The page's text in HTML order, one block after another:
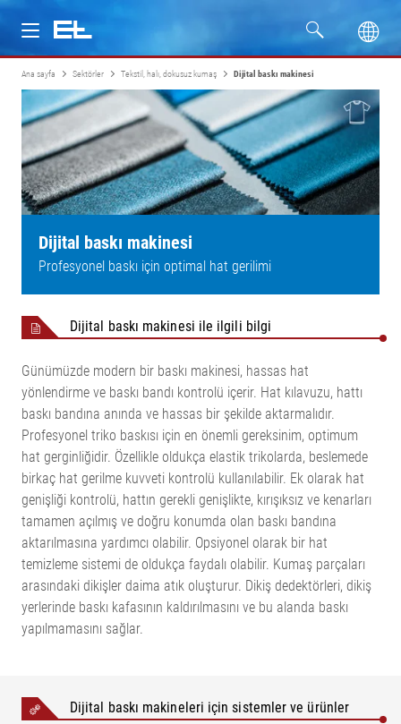
Ürünler
Sektörler
Servis
Ana sayfa Sektörler Tekstil, halı, dokusuz kumaş Dijital baskı makinesi
Dijital baskı makinesi
Profesyonel baskı için optimal hat gerilimi
Dijital baskı makinesi ile ilgili bilgi
Günümüzde modern bir baskı makinesi, hassas hat
yönlendirme ve baskı bandı kontrolü içerir. Hat kılavuzu, hattı
baskı bandına anında ve hassas bir şekilde aktarmalıdır.
Profesyonel triko baskısı için en önemli gereksinim, optimum
hat gerginliğidir. Özellikle oldukça elastik trikolarda, beslemede
birkaç hat gerilme kuvveti kontrolü kullanılabilir. Ek olarak hat
genişliği kontrolü, hattın gerekli genişlikte, kırışıksız ve kenarları
tamamen açılmış ve doğru konumda olan baskı bandına
aktarılmasına yardımcı olabilir. Opsiyonel olarak bir hat
temizleme sistemi de oldukça faydalı olabilir. Kumaş parçaları
arasındaki dikişler daima atık oluşturur. Dikiş dedektörleri, dikiş
yerlerinde baskı kafasının kaldırılmasını ve bu alanda baskı
yapılmamasını sağlar.
Dijital baskı makineleri için sistemler ve ürünler